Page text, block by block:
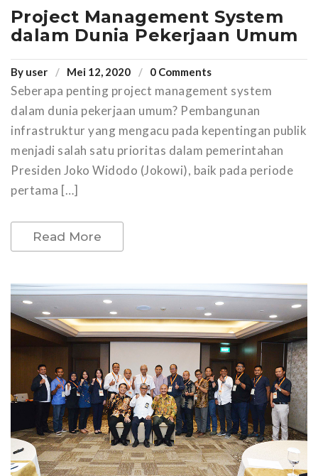
Project Management System
dalam Dunia Pekerjaan Umum
By user Mei 12, 2020 0 Comments
Seberapa penting project management system
dalam dunia pekerjaan umum? Pembangunan
infrastruktur yang mengacu pada kepentingan publik
menjadi salah satu prioritas dalam pemerintahan
Presiden Joko Widodo (Jokowi), baik pada periode
pertama […]
Read More